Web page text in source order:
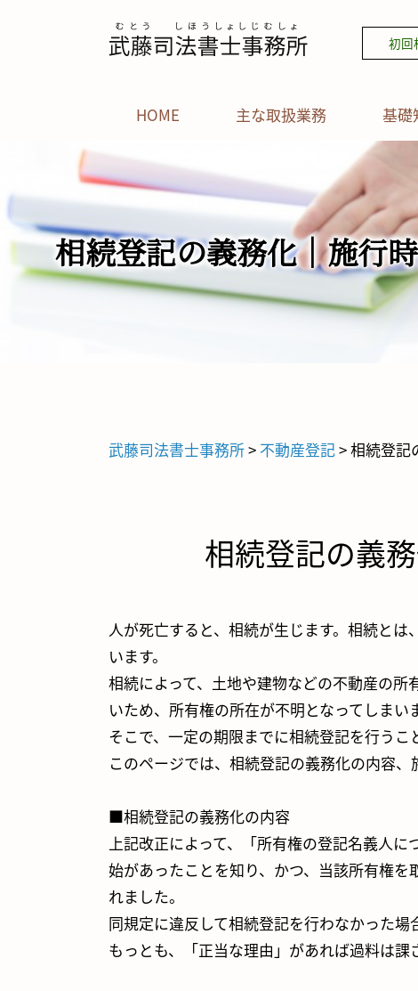
相続登記の義務化｜施行
初回
HOME 主な取扱業務 基礎
武藤司法書士事務所> 不動産登記>相続登記
相続登記の義
人が死亡すると、相続が生じます。相続と
います。
相続によって、土地や建物などの不動産の
いため、所有権の所在が不明となってしまい
そこで、一定の期限までに相続登記を行う
このページでは、相続登記の義務化の内容、
■相続登記の義務化の内容
上記改正によって、「所有権の登記名義人
始があったことを知り、かつ、当該所有権
れました。
同規定に違反して相続登記を行わなかった場
もっとも、「正当な理由」があれば過料は課